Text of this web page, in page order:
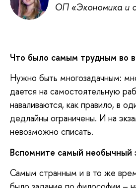
ОП «Экономика и
Что было самым трудным во
Нужно быть многозадачным:
дается на самостоятельную
наваливаются, как правило, в
дедлайны ограничены. И на
невозможно списать.
Вспомните самый необычный
Самым странным и в то же